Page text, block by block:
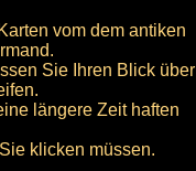
vom dem antiken
Sie Ihren Blick über
längere Zeit haften
klicken müssen.